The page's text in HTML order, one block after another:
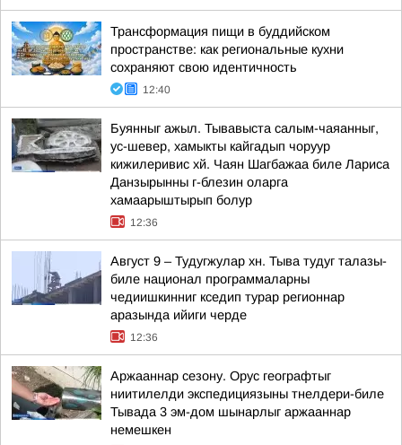
Трансформация пищи в буддийском
пространстве: как региональные кухни
сохраняют свою идентичность
12:40
Буянныг ажыл. Тывавыста салым-чаяанныг,
ус-шевер, хамыкты кайгадып чоруур
кижилеривис хй. Чаян Шагбажаа биле Лариса
Данзырынны г-блезин оларга
хамаарыштырып болур
12:36
Август 9 – Тудугжулар хн. Тыва тудуг талазы-
биле национал программаларны
чедиишкинниг кседип турар регионнар
аразында ийиги черде
12:36
Аржааннар сезону. Орус географтыг
ниитилелди экспедициязыны тнелдери-биле
Тывада 3 эм-дом шынарлыг аржааннар
немешкен